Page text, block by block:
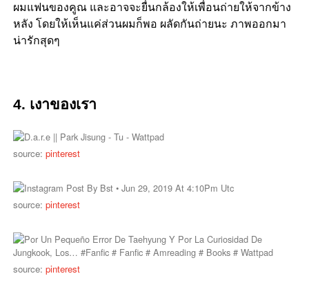
ผมแฟนของคูณ และอาจจะยื่นกล้องให้เพื่อนถ่ายให้จากข้าง
หลัง โดยให้เห็นแค่ส่วนผมก็พอ ผลัดกันถ่ายนะ ภาพออกมา
น่ารักสุดๆ
4. เงาของเรา
source: pinterest
source: pinterest
source: pinterest